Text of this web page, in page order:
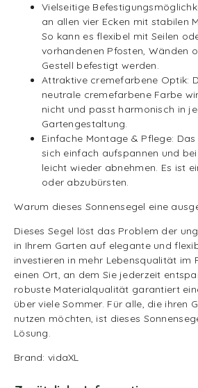
Vielseitige
an allen vier Ecken mit stabilen
So kann es flexibel mit Seilen
vorhandenen Pfosten, Wänden
Gestell befestigt werden.
Attraktive cremefarbene Optik:
neutrale cremefarbene Farbe
nicht und passt harmonisch in
Gartengestaltung.
Einfache Montage & Pflege:
sich einfach aufspannen und
leicht wieder abnehmen. Es ist
oder abzubürsten.
Warum dieses Sonnensegel eine
Dieses Segel löst das Problem der
in Ihrem Garten auf elegante und
investieren in mehr Lebensqualität im
einen Ort, an dem Sie jederzeit
robuste Materialqualität garantiert
über viele Sommer. Für alle, die ihren
nutzen möchten, ist dieses
Lösung.
Brand: vidaXL